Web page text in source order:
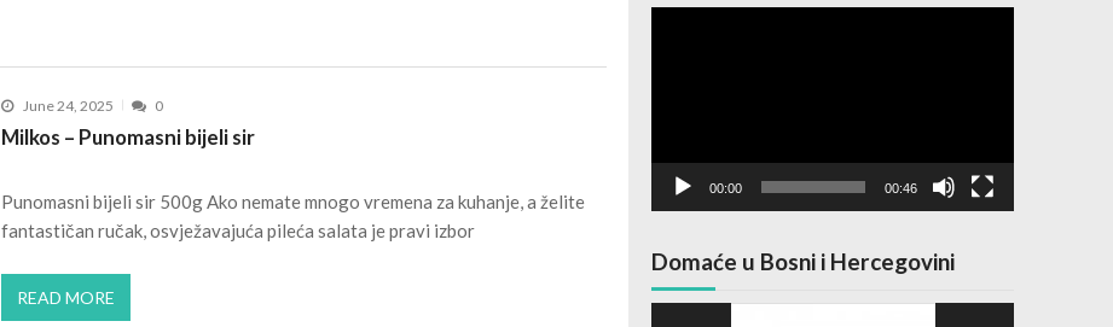
June 24, 2025 0
Milkos – Punomasni bijeli sir
Punomasni bijeli sir 500g Ako nemate mnogo vremena za kuhanje, a želite
fantastičan ručak, osvježavajuća pileća salata je pravi izbor
READ MORE
00:00 00:46
Domaće u Bosni i Hercegovini